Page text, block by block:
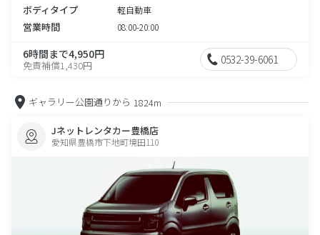
ボディタイプ 軽自動車
営業時間 08:00-20:00
6時間まで4,950円
免責補償1,430円 0532-39-6061
ギャラリー公園通りから 1824m
Jネットレンタカー豊橋店
愛知県豊橋市下地町境田110